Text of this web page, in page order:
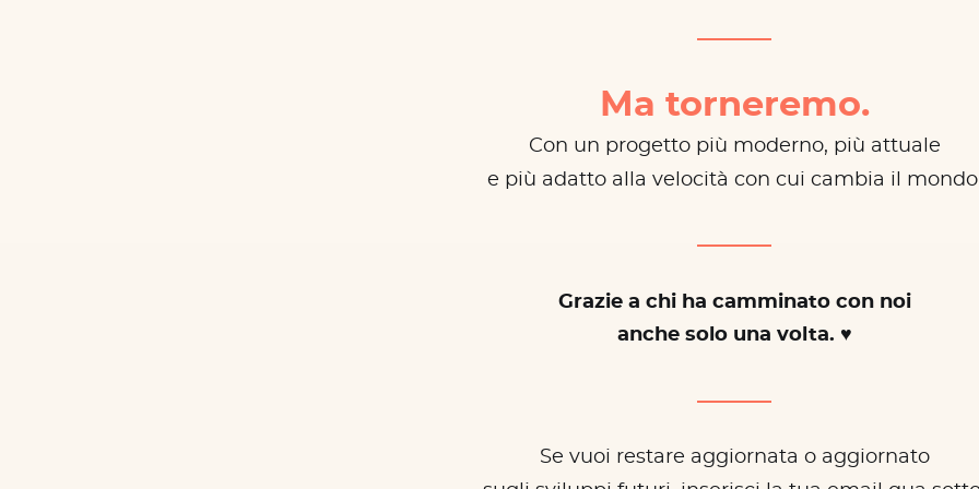
Ma torneremo.
Con un progetto più moderno, più attuale
e più adatto alla velocità con cui cambia il
Grazie a chi ha camminato con noi
anche solo una volta. ♥
Se vuoi restare aggiornata o aggiornato